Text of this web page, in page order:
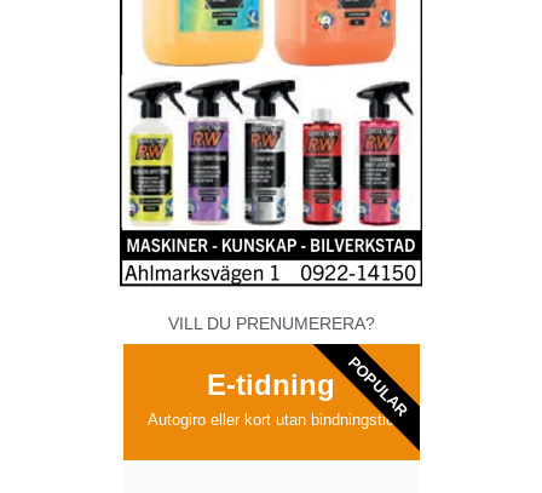
VILL DU PRENUMERERA?
E-tidning
Autogiro eller kort utan bindningstid
POPULAR